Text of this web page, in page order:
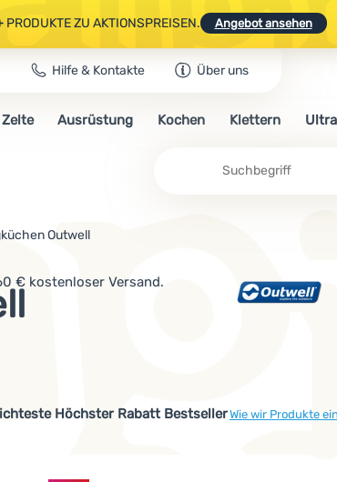
PRODUKTE ZU AKTIONSPREISEN. Angebot ansehen
CODE OUT10 NUTZEN.
PRODUKTE ZU AKTIONSPREISEN. Angebot ansehen
Hilfe & Kontakte Über uns
Zelte Ausrüstung Kochen Klettern
Outwell
€ kostenloser Versand.
Höchster Rabatt BestsellerWie wir Produkte